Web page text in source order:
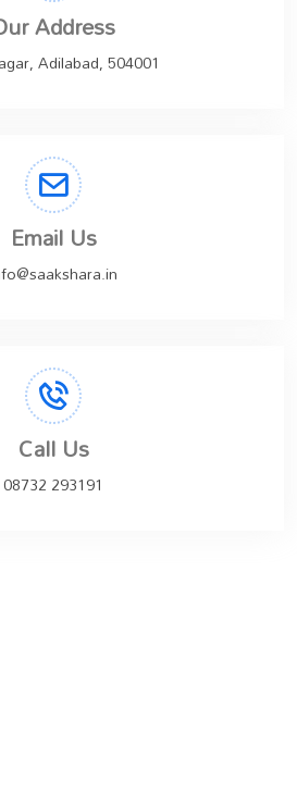
Address
Adilabad, 504001
Email Us
Call Us
08732 293191